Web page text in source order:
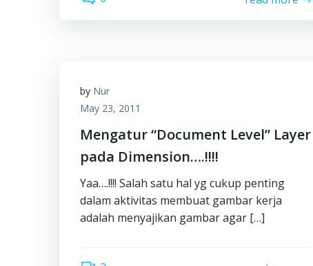
by Nur
May 23, 2011
Mengatur “Document Level” Layer
pada Dimension….!!!!
Yaa….!!!! Salah satu hal yg cukup penting
dalam aktivitas membuat gambar kerja
adalah menyajikan gambar agar […]